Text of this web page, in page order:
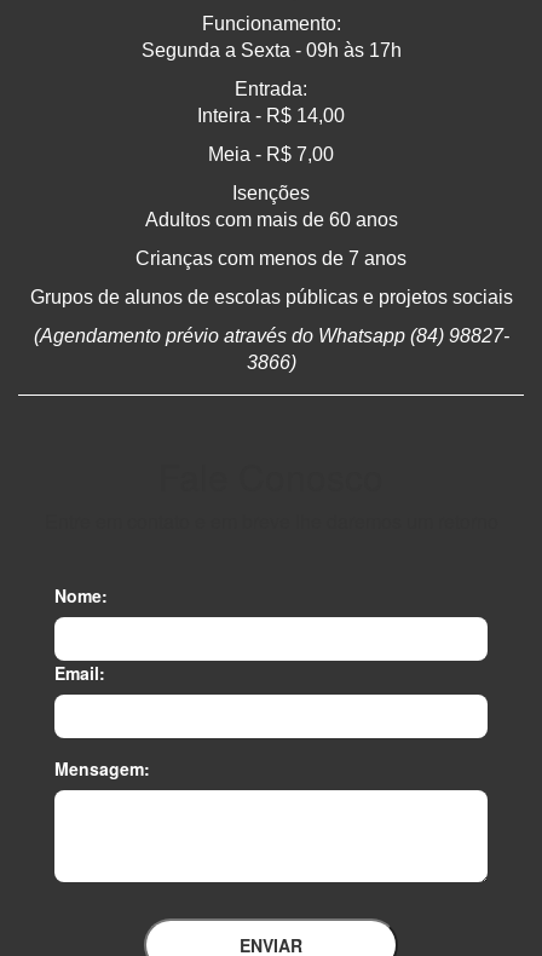
Funcionamento:
Segunda a Sexta - 09h às 17h
Entrada:
Inteira - R$ 14,00
Meia - R$ 7,00
Isenções
Adultos com mais de 60 anos
Crianças com menos de 7 anos
Grupos de alunos de escolas públicas e projetos sociais
(Agendamento prévio através do Whatsapp (84) 98827-
3866)
Nome:
Email:
Mensagem:
ENVIAR